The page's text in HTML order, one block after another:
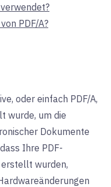
PDF/A?
oder einfach PDF/A,
wurde, um die
Dokumente
Ihre PDF-
erstellt wurden,